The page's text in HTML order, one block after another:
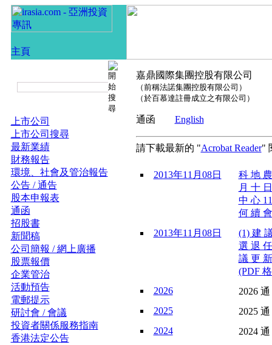
上市公司
上市公司搜尋
最新業績
財務報告
環境、社會及管治報告
公告 / 通告
股本申報表
通函
招股書
新聞稿
公司簡報 / 網上廣播
股票報價
企業管治
活動預告
電郵提示
研討會 / 會議
投資者關係服務指南
香港法定公告
嘉鼎國際集團控股有限公司
（前稱法諾集團控股有限公司）
（於百慕達註冊成立之有限公司）
通函 English
請下載最新的 "Acrobat Reader"
2013年11月08日
科 地
月 十
中 心
何 續
2013年11月08日
(1) 建
選 退
議 更
(PDF
2026
2026
2025
2025
2024
2024